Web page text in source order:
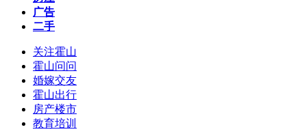
广告
二手
关注霍山
霍山问问
婚嫁交友
霍山出行
房产楼市
教育培训